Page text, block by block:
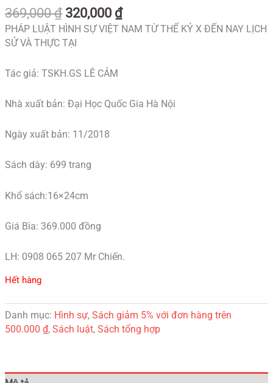
369,000₫ 320,000 ₫
PHÁP LUẬT HÌNH SỰ VIỆT NAM TỪ THẾ KỶ X ĐẾN NAY LỊCH
SỬ VÀ THỰC TẠI
Tác giả: TSKH.GS LÊ CẢM
Nhà xuất bản: Đại Học Quốc Gia Hà Nội
Ngày xuất bản: 11/2018
Sách dày: 699 trang
Khổ sách:16×24cm
Giá Bìa: 369.000 đồng
LH: 0908 065 207 Mr Chiến.
Hết hàng
Danh mục: Hình sự, Sách giảm 5% với đơn hàng trên
500.000 ₫, Sách luật, Sách tổng hợp